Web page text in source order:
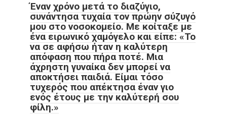
Έναν χρόνο μετά το διαζύγιο,
συνάντησα τυχαία τον πρώην σύζυγό
μου στο νοσοκομείο. Με κοίταξε με
ένα ειρωνικό χαμόγελο και είπε: «Το
να σε αφήσω ήταν η καλύτερη
απόφαση που πήρα ποτέ. Μια
άχρηστη γυναίκα δεν μπορεί να
αποκτήσει παιδιά. Είμαι τόσο
τυχερός που απέκτησα έναν γιο
ενός έτους με την καλύτερή σου
φίλη.»